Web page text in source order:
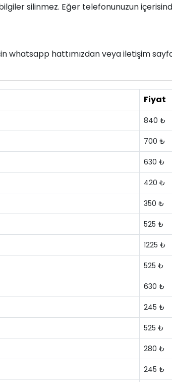
silinmez. Eğer telefonunuzun
whatsapp hattımızdan veya iletişim
Fiyat
840 ₺
700 ₺
630 ₺
420 ₺
350 ₺
525 ₺
1225 ₺
525 ₺
630 ₺
245 ₺
525 ₺
280 ₺
245 ₺